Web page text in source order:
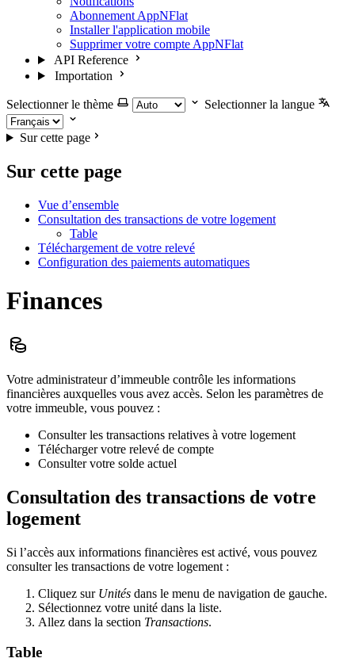
Abonnement AppNFlat
Installer l'application mobile
Supprimer votre compte AppNFlat
API Reference
Importation
Selectionner le thème Selectionner la langue
Sur cette page
Sur cette page
Vue d’ensemble
Consultation des transactions de votre logement
Table
Téléchargement de votre relevé
Configuration des paiements automatiques
Finances
Votre administrateur d’immeuble contrôle les informations
financières auxquelles vous avez accès. Selon les paramètres de
votre immeuble, vous pouvez :
Consulter les transactions relatives à votre logement
Télécharger votre relevé de compte
Consulter votre solde actuel
Consultation des transactions de votre
logement
Si l’accès aux informations financières est activé, vous pouvez
consulter les transactions de votre logement :
Cliquez sur Unités dans le menu de navigation de gauche.
Sélectionnez votre unité dans la liste.
Allez dans la section Transactions.
Table